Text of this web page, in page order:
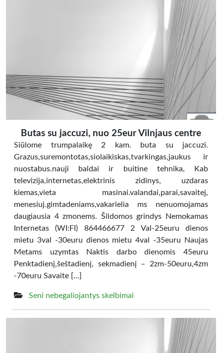
Butas su jaccuzi, nuo 25eur Vilnjaus centre
Siūlome trumpalaikę 2 kam. buta su jaccuzi.
Grazus,suremontotas,siolaikiskas,tvarkingas,jaukus ir
nuostabus.nauji baldai ir buitine tehnika, Kab
televizija,internetas,elektrinis zidinys, uzdaras
kiemas,vieta masinai.valandai,parai,savaitej,
menesiuj.gimtadeniams,vakarielia ms nenuomojamas
daugiausia 4 zmonems. Šildomos grindys Nemokamas
Internetas (WI:FI) 864466677 2 Val-25euru dienos
mietu 3val -30euru dienos mietu 4val -35euru Naujas
Metams uzymtas Naktis darbo dienomis 45euru
Penktadienį,šeštadienį, sekmadienį – 2zm-50euru,4zm
-70euru Savaite […]
Seni nebegaliojantys skelbimai